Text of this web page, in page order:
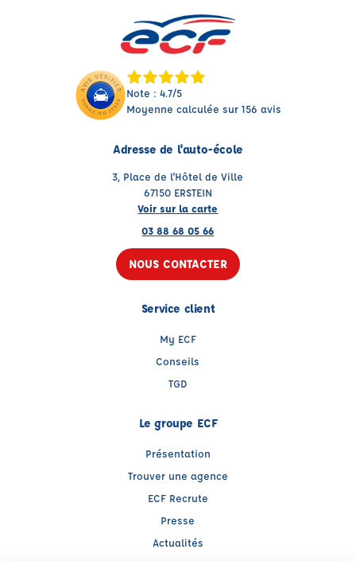
Note : 4.7/5
Moyenne calculée sur 156 avis
Adresse de l'auto-école
3, Place de l'Hôtel de Ville
67150 ERSTEIN
Voir sur la carte
03 88 68 05 66
NOUS CONTACTER
Service client
My ECF
Conseils
TGD
Le groupe ECF
Présentation
Trouver une agence
ECF Recrute
Presse
Actualités